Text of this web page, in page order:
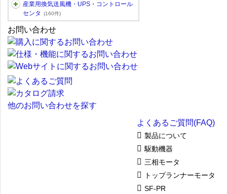
産業用換気送風機・UPS・コントロール
センタ
(160件)
お問い合わせ
他のお問い合わせを探す
よくあるご質問(FAQ)
製品について
駆動機器
三相モータ
トップランナーモータ
SF-PR